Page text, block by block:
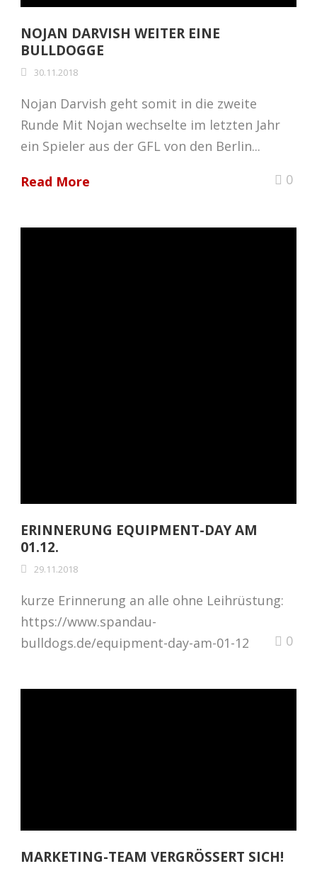
NOJAN DARVISH WEITER EINE
BULLDOGGE
30.11.2018
Nojan Darvish geht somit in die zweite
Runde Mit Nojan wechselte im letzten Jahr
ein Spieler aus der GFL von den Berlin...
Read More 0
ERINNERUNG EQUIPMENT-DAY AM
01.12.
29.11.2018
kurze Erinnerung an alle ohne Leihrüstung:
https://www.spandau-
bulldogs.de/equipment-day-am-01-12
0
MARKETING-TEAM VERGRÖSSERT SICH!